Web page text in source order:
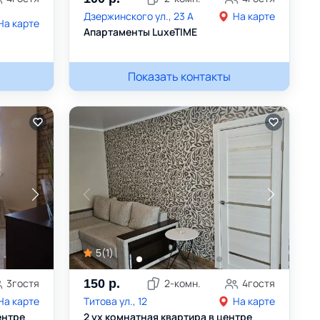
карте
Дзержинского ул., 23 А
На карте
Апартаменты LuxeTIME
+375257277797
Показать контакты
3гостя
карте
5(1)
150 р. 2-комн. 4гостя
Титова ул., 12
На карте
2 ух комнатная квартира в центре